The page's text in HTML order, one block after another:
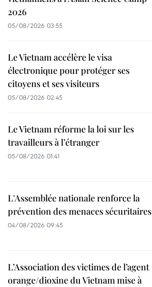
2026
05/08/2026 03:55
Le Vietnam accélère le visa
électronique pour protéger ses
citoyens et ses visiteurs
05/08/2026 02:45
Le Vietnam réforme la loi sur les
travailleurs à l’étranger
05/08/2026 01:41
L'Assemblée nationale renforce la
prévention des menaces sécuritaires
04/08/2026 09:45
L’Association des victimes de l’agent
orange/dioxine du Vietnam mise à